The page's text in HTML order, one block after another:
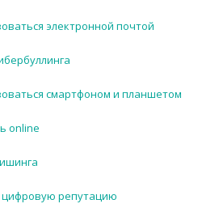
электронной почтой
смартфоном и планшетом
online
цифровую репутацию